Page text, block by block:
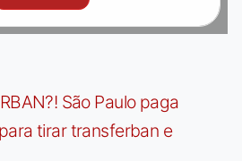
São Paulo paga
tirar transferban e